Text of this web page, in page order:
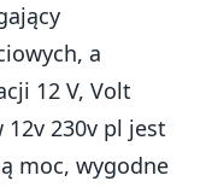
a
12 V, Volt
230v pl jest
moc, wygodne